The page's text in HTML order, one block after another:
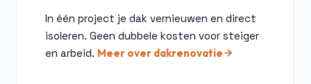
In één project je dak vernieuwen en direct
isoleren. Geen dubbele kosten voor steiger
en arbeid. Meer over dakrenovatie